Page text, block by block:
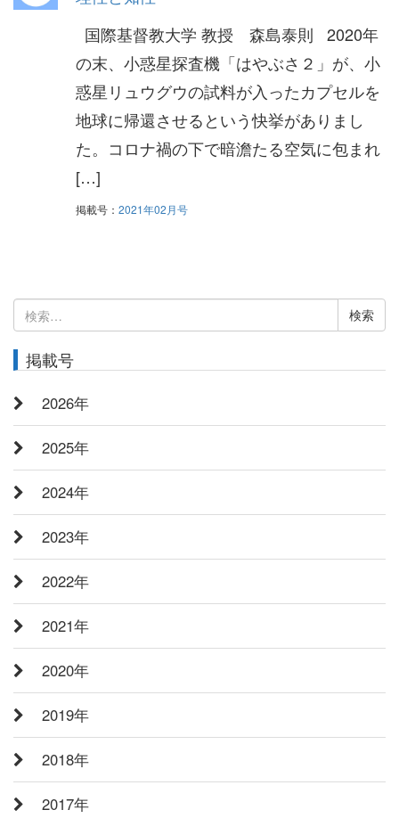
国際基督教大学 教授 森島泰則 2020年
の末、小惑星探査機「はやぶさ２」が、小
惑星リュウグウの試料が入ったカプセルを
地球に帰還させるという快挙がありまし
た。コロナ禍の下で暗澹たる空気に包まれ
[…]
掲載号： 2021年02月号
検
索:
掲載号
2026年
2025年
2024年
2023年
2022年
2021年
2020年
2019年
2018年
2017年